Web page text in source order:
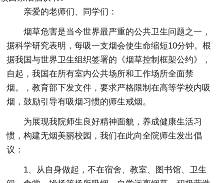
亲爱的老师们、同学们：
烟草危害是当今世界最严重的公共卫生问题之一，
据科学研究表明，每吸一支烟会使生命缩短10分钟。根
据我国与世界卫生组织签署的《烟草控制框架公约》，
自起，我国在所有室内公共场所和工作场所全面禁
烟。，教育部下发文件，要求严格限制在高等学校内吸
烟，鼓励引导有吸烟习惯的师生戒烟。
为展现我院师生良好精神面貌，养成健康生活习
惯，构建无烟美丽校园，我们在此向全院师生发出倡
议：
1、从自身做起，不在宿舍、教室、图书馆、卫生